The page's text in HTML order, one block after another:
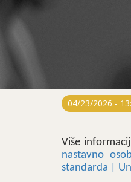
04/23/2026 -
Više
nastavno
standarda |